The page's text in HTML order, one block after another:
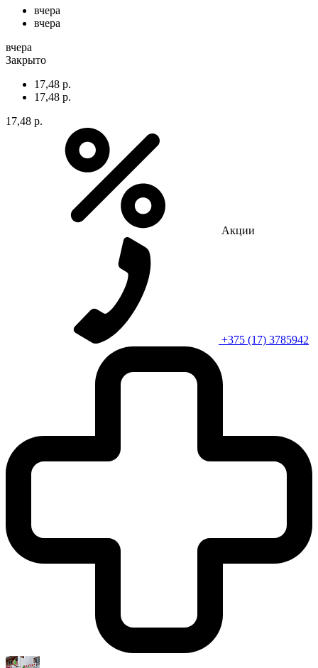
вчера
вчера
вчера
Закрыто
17,48 р.
17,48 р.
17,48 р.
Акции
+375 (17) 3785942